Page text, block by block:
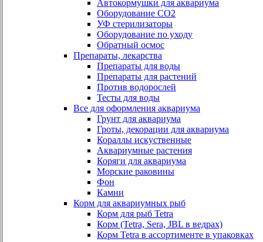
Автокормушки для аквариума
Оборудование СО2
УФ стерилизаторы
Оборудование по уходу
Обратный осмос
Препараты, лекарства
Препараты для воды
Препараты для растений
Против водорослей
Тесты для воды
Все для оформления аквариума
Грунт для аквариума
Гроты, декорации для аквариума
Кораллы искуственные
Аквариумные растения
Коряги для аквариума
Морские раковины
Фон
Камни
Корм для аквариумных рыб
Корм для рыб Tetra
Корм (Tetra, Sera, JBL в ведрах)
Корм Tetra в ассортименте в упаковках